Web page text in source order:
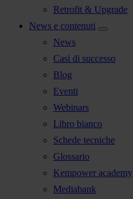
Retrofit & Upgrade
News e contenuti
News
Casi di successo
Blog
Eventi
Webinars
Libro bianco
Schede tecniche
Glossario
Kempower academy
Mediabank